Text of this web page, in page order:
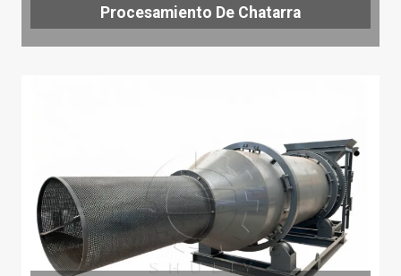
Procesamiento De Chatarra